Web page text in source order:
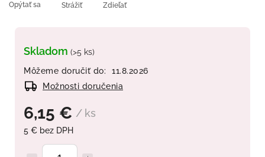
6,15 € / ks
5 € bez DPH
Skladom (>5 ks)
Môžeme doručiť do:
11.8.2026
Možnosti doručenia
Opýtať sa Strážiť Zdieľať